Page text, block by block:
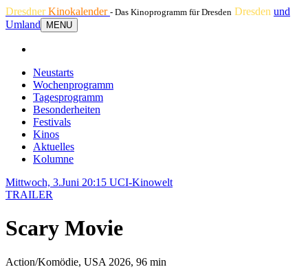
DresdnerKinokalender - Das Kinoprogramm für Dresden Dresden und
Umland
MENU
Neustarts
Wochenprogramm
Tagesprogramm
Besonderheiten
Festivals
Kinos
Aktuelles
Kolumne
Mittwoch, 3.Juni 20:15 UCI-Kinowelt
TRAILER
Scary Movie
Action/Komödie, USA 2026, 96 min